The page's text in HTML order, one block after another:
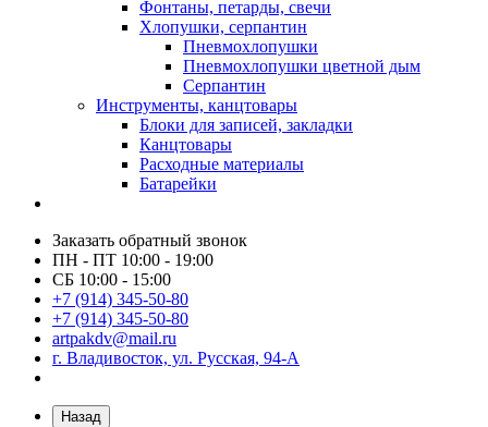
Фонтаны, петарды, свечи
Хлопушки, серпантин
Пневмохлопушки
Пневмохлопушки цветной дым
Серпантин
Инструменты, канцтовары
Блоки для записей, закладки
Канцтовары
Расходные материалы
Батарейки
Заказать обратный звонок
ПН - ПТ 10:00 - 19:00
СБ 10:00 - 15:00
+7 (914) 345-50-80
+7 (914) 345-50-80
artpakdv@mail.ru
г. Владивосток, ул. Русская, 94-А
Назад